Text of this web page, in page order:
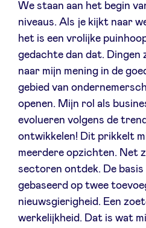
We staan ​​aan het begin
niveaus. Als je kijkt naar
het is een vrolijke
gedachte dan dat. Dingen
naar mijn mening in de
gebied van
openen. Mijn rol als
evolueren volgens de
ontwikkelen! Dit prikkelt
meerdere opzichten. Net
sectoren ontdek. De
gebaseerd op twee
nieuwsgierigheid. Een
werkelijkheid. Dat is wat